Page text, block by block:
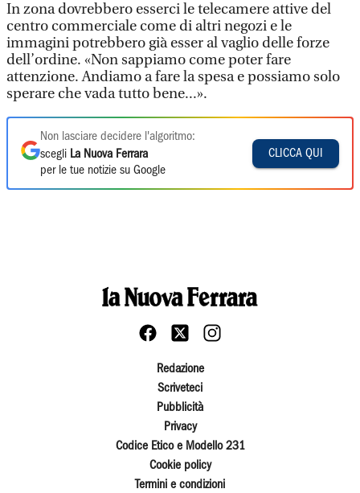
In zona dovrebbero esserci le telecamere attive del
centro commerciale come di altri negozi e le
immagini potrebbero già esser al vaglio delle forze
dell’ordine. «Non sappiamo come poter fare
attenzione. Andiamo a fare la spesa e possiamo solo
sperare che vada tutto bene...».
Non lasciare decidere l'algoritmo:
scegli La Nuova Ferrara
per le tue notizie su Google
CLICCA QUI
Redazione
Scriveteci
Pubblicità
Privacy
Codice Etico e Modello 231
Cookie policy
Termini e condizioni